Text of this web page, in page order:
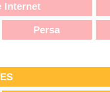
Internet
Persa